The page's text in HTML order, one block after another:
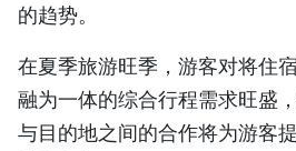
的趋势。
在夏季旅游旺季，游客对将住
融为一体的综合行程需求旺盛
与目的地之间的合作将为游客